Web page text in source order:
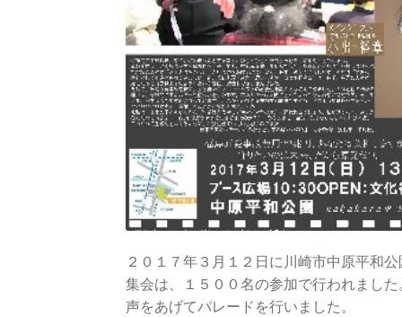
２０１７年３月１２日に川崎市中原平和
集会は、１５００名の参加で行われまし
声をあげてパレードを行いました。